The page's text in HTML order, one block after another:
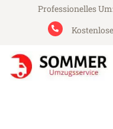
Professionelles